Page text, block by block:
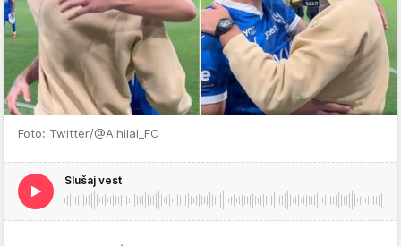
Foto: Twitter/@Alhilal_FC
Slušaj vest